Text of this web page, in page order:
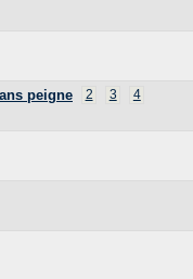
peigne 2 3 4